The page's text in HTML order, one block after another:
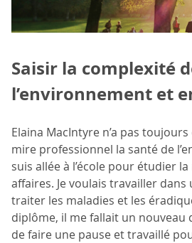
Saisir la complexité
l’environnement et
Elaina MacIntyre n’a pas
mire professionnel la santé de
suis allée à l’école pour étudier
affaires. Je voulais travailler
traiter les maladies et les
diplôme, il me fallait un nouveau
de faire une pause et travaillé